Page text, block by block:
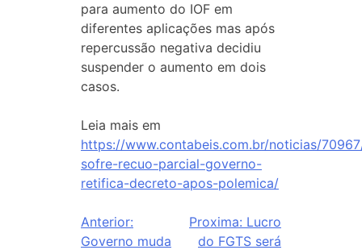
para aumento do IOF em
diferentes aplicações mas após
repercussão negativa decidiu
suspender o aumento em dois
casos.
Leia mais em
https://www.contabeis.com.br/noticias/
sofre-recuo-parcial-governo-
retifica-decreto-apos-polemica/
Anterior:
Governo muda
Proxima: Lucro
do FGTS será